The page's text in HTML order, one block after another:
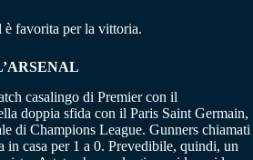
è favorita per la vittoria.
casalingo di Premier con il
doppia sfida con il Paris Saint Germain,
di Champions League. Gunners chiamati
in casa per 1 a 0. Prevedibile, quindi, un